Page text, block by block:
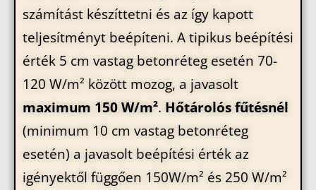
számítást készíttetni és az így kapott
teljesítményt beépíteni. A tipikus beépítési
érték 5 cm vastag betonréteg esetén 70-
120 W/m² között mozog, a javasolt
maximum 150 W/m². Hőtárolós fűtésnél
(minimum 10 cm vastag betonréteg
esetén) a javasolt beépítési érték az
igényektől függően 150W/m² és 250 W/m²